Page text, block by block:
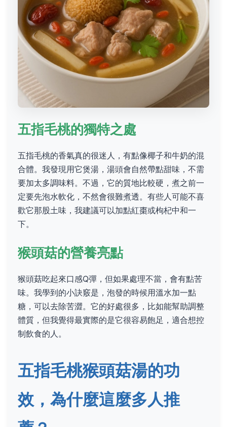
五指毛桃的獨特之處
五指毛桃的香氣真的很迷人，有點像椰子和牛奶的混
合體。我發現用它煲湯，湯頭會自然帶點甜味，不需
要加太多調味料。不過，它的質地比較硬，煮之前一
定要先泡水軟化，不然會很難煮透。有些人可能不喜
歡它那股土味，我建議可以加點紅棗或枸杞中和一
下。
猴頭菇的營養亮點
猴頭菇吃起來口感Q彈，但如果處理不當，會有點苦
味。我學到的小訣竅是，泡發的時候用溫水加一點
糖，可以去除苦澀。它的好處很多，比如能幫助調整
體質，但我覺得最實際的是它很容易飽足，適合想控
制飲食的人。
五指毛桃猴頭菇湯的功
效，為什麼這麼多人推